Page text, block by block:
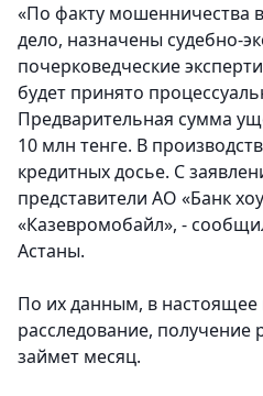
«По факту мошенничества
дело, назначены судебно-
почерковедческие
будет принято
Предварительная сумма
10 млн тенге. В
кредитных досье. С
представители АО «Банк
«Казевромобайл», -
Астаны.
По их данным, в настоящее
расследование, получение
займет месяц.